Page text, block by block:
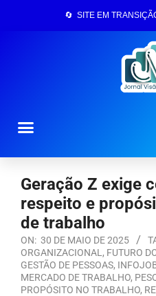
🔄 SITE EM
Geração Z exige
respeito e
de trabalho
ON: 30 DE MAIO DE 2025
ORGANIZACIONAL , FUTURO
GESTÃO DE PESSOAS,
MERCADO DE TRABALHO,
PROPÓSITO NO TRABALHO,